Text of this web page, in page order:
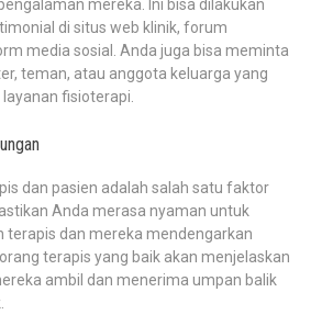
mereka. Ini bisa dilakukan
di situs web klinik, forum
media sosial. Anda juga bisa meminta
teman, atau anggota keluarga yang
fisioterapi.
dan pasien adalah salah satu faktor
Anda merasa nyaman untuk
terapis dan mereka mendengarkan
terapis yang baik akan menjelaskan
ambil dan menerima umpan balik